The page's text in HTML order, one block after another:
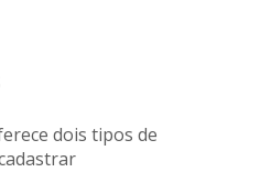
dois tipos de